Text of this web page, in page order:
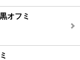
オフミ